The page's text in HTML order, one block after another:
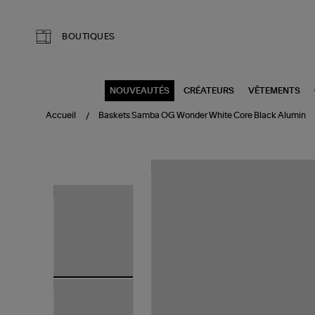
BOUTIQUES
NOUVEAUTÉS CRÉATEURS VÊTEMENTS
Accueil Baskets Samba OG Wonder White Core Black Alumin